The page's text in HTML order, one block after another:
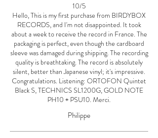
10/5
Hello, This is my first purchase from BIRDYBOX
RECORDS, and I'm not disappointed. It took
about a week to receive the record in France. The
packaging is perfect, even though the cardboard
sleeve was damaged during shipping. The recording
quality is breathtaking. The record is absolutely
silent, better than Japanese vinyl; it's impressive.
Congratulations. Listening: ORTOFON Quintet
Black S, TECHNICS SL1200G, GOLD NOTE
PH10 + PSU10. Merci.
Philippe